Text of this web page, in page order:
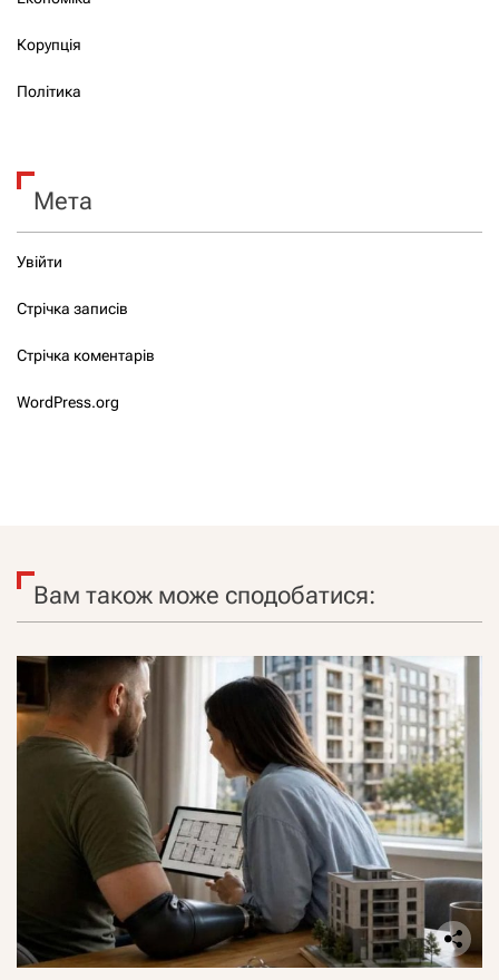
Корупція
Політика
Мета
Увійти
Стрічка записів
Стрічка коментарів
WordPress.org
Вам також може сподобатися: